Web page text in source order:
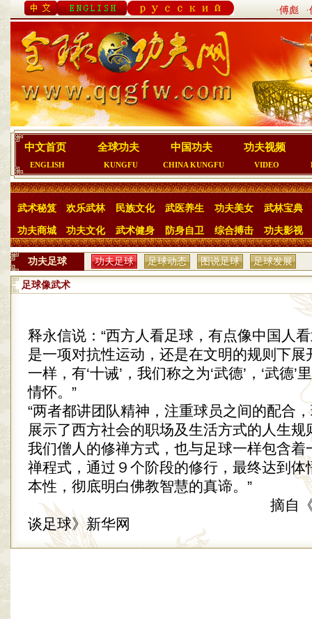
·傅彪
中文首页
ENGLISH
全球功夫
KUNGFU
中国功夫
CHINA KUNGFU
功夫视频
VIDEO
武术秘笈 欢乐武林 民族文化 武医养生 功夫美女 武林宝典
功夫商城 功夫文化 武术健身 防身自卫 综合搏击 功夫影视
功夫足球 功夫足球
简介
足球动态 图说足球 足球发展
史
足球像武术
释永信说：“西方人看足球，有点像中国人
是一项对抗性运动，还是在文明的规则下展
一样，有‘十诫’，我们称之为‘武德’，‘武德’
情怀。”
“两者都讲团队精神，注重球员之间的配合
展示了西方社会的职场及生活方式的人生规
我们僧人的修禅方式，也与足球一样包含着
禅程式，通过９个阶段的修行，最终达到体
本性，彻底明白佛教智慧的真谛。”
摘自《少林方丈
谈足球》新华网